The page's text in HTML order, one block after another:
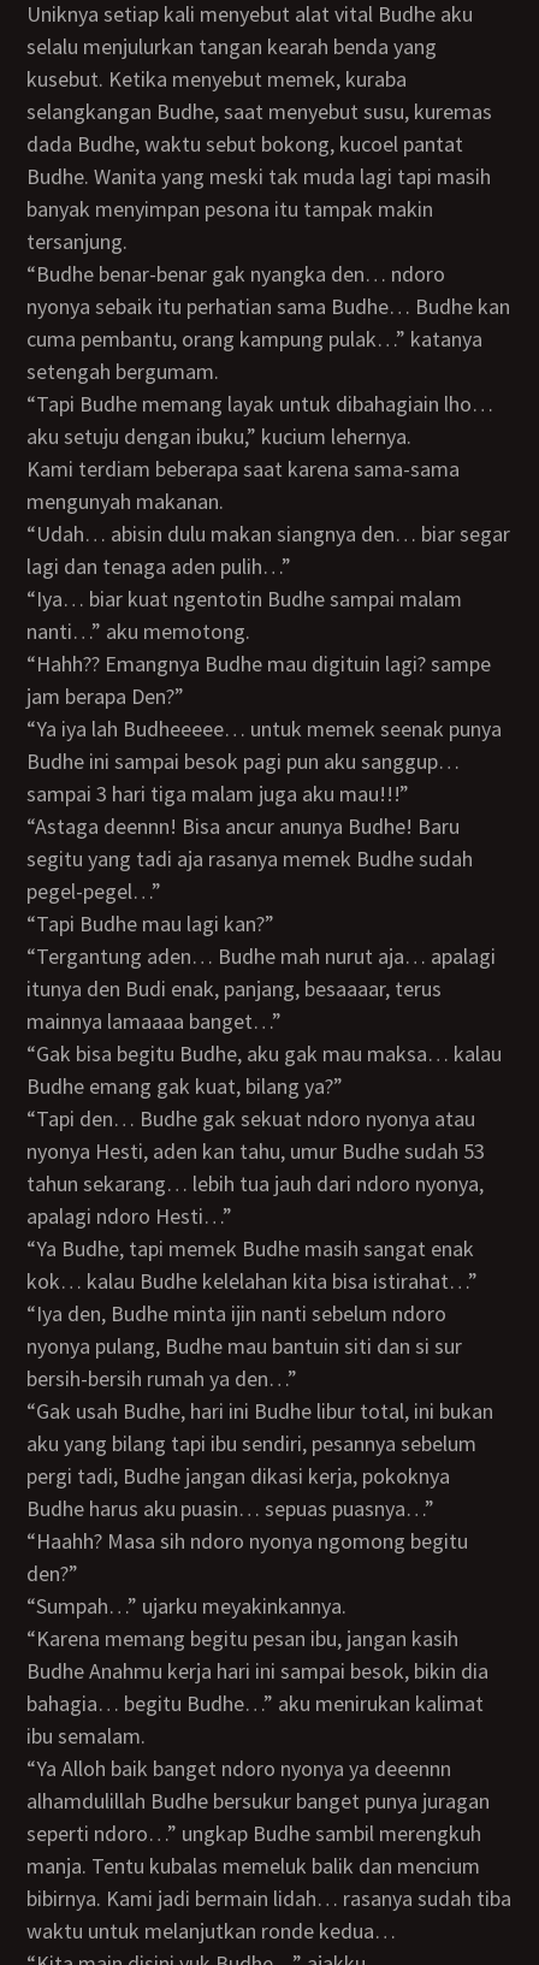
Uniknya setiap kali menyebut alat vital Budhe aku
selalu menjulurkan tangan kearah benda yang
kusebut. Ketika menyebut memek, kuraba
selangkangan Budhe, saat menyebut susu, kuremas
dada Budhe, waktu sebut bokong, kucoel pantat
Budhe. Wanita yang meski tak muda lagi tapi masih
banyak menyimpan pesona itu tampak makin
tersanjung.
“Budhe benar-benar gak nyangka den… ndoro
nyonya sebaik itu perhatian sama Budhe… Budhe kan
cuma pembantu, orang kampung pulak…” katanya
setengah bergumam.
“Tapi Budhe memang layak untuk dibahagiain lho…
aku setuju dengan ibuku,” kucium lehernya.
Kami terdiam beberapa saat karena sama-sama
mengunyah makanan.
“Udah… abisin dulu makan siangnya den… biar segar
lagi dan tenaga aden pulih…”
“Iya… biar kuat ngentotin Budhe sampai malam
nanti…” aku memotong.
“Hahh?? Emangnya Budhe mau digituin lagi? sampe
jam berapa Den?”
“Ya iya lah Budheeeee… untuk memek seenak punya
Budhe ini sampai besok pagi pun aku sanggup…
sampai 3 hari tiga malam juga aku mau!!!”
“Astaga deennn! Bisa ancur anunya Budhe! Baru
segitu yang tadi aja rasanya memek Budhe sudah
pegel-pegel…”
“Tapi Budhe mau lagi kan?”
“Tergantung aden… Budhe mah nurut aja… apalagi
itunya den Budi enak, panjang, besaaaar, terus
mainnya lamaaaa banget…”
“Gak bisa begitu Budhe, aku gak mau maksa… kalau
Budhe emang gak kuat, bilang ya?”
“Tapi den… Budhe gak sekuat ndoro nyonya atau
nyonya Hesti, aden kan tahu, umur Budhe sudah 53
tahun sekarang… lebih tua jauh dari ndoro nyonya,
apalagi ndoro Hesti…”
“Ya Budhe, tapi memek Budhe masih sangat enak
kok… kalau Budhe kelelahan kita bisa istirahat…”
“Iya den, Budhe minta ijin nanti sebelum ndoro
nyonya pulang, Budhe mau bantuin siti dan si sur
bersih-bersih rumah ya den…”
“Gak usah Budhe, hari ini Budhe libur total, ini bukan
aku yang bilang tapi ibu sendiri, pesannya sebelum
pergi tadi, Budhe jangan dikasi kerja, pokoknya
Budhe harus aku puasin… sepuas puasnya…”
“Haahh? Masa sih ndoro nyonya ngomong begitu
den?”
“Sumpah…” ujarku meyakinkannya.
“karena memang begitu pesan ibu, jangan kasih
Budhe Anahmu kerja hari ini sampai besok, bikin dia
bahagia… begitu Budhe…” aku menirukan kalimat
ibu semalam.
“Ya Alloh baik banget ndoro nyonya ya deeennn
alhamdulillah Budhe bersukur banget punya juragan
seperti ndoro…” ungkap Budhe sambil merengkuh
manja. Tentu kubalas memeluk balik dan mencium
bibirnya. Kami jadi bermain lidah… rasanya sudah tiba
waktu untuk melanjutkan ronde kedua…